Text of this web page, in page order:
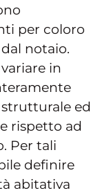
per coloro
notaio.
in
ed
rispetto ad
Per tali
definire
abitativa